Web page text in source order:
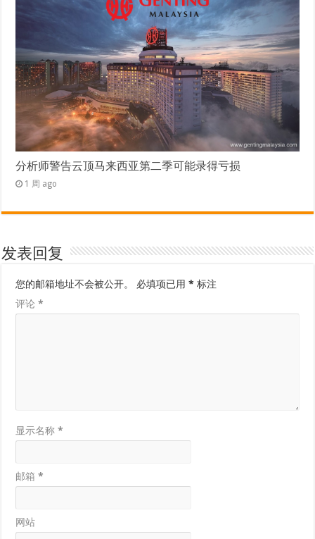
分析师警告云顶马来西亚第二季可能录得亏损
1 周 ago
发表回复
您的邮箱地址不会被公开。 必填项已用* 标注
评论*
显示名称*
邮箱*
网站